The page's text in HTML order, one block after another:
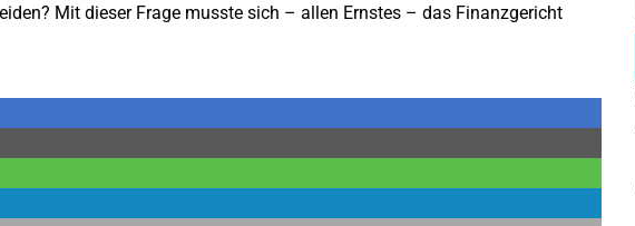
Mit dieser Frage musste sich – allen Ernstes – das Finanzgericht